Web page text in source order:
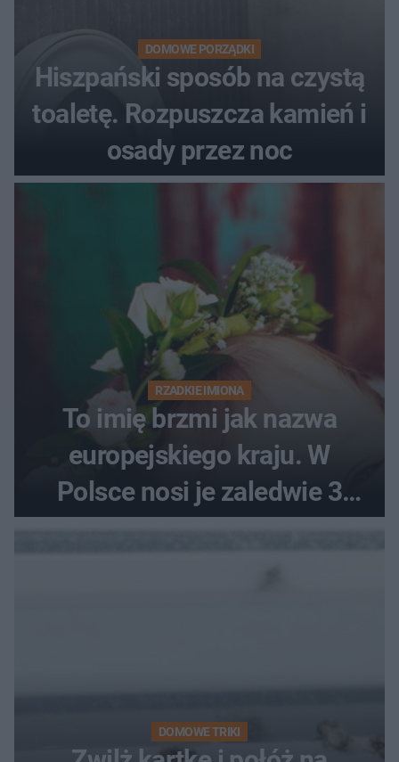
DOMOWE PORZĄDKI
Hiszpański sposób na czystą
toaletę. Rozpuszcza kamień i
osady przez noc
RZADKIE IMIONA
To imię brzmi jak nazwa
europejskiego kraju. W
Polsce nosi je zaledwie 3
DOMOWE TRIKI